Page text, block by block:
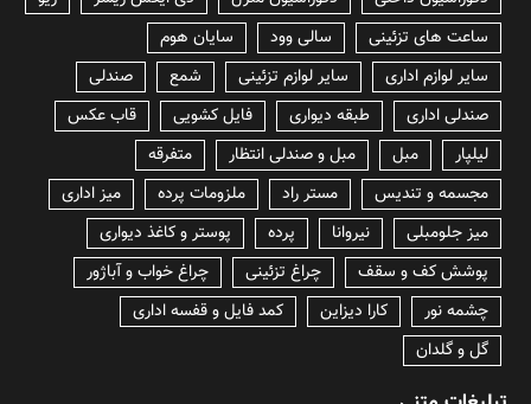
ساعت های تزئینی
سالی وود
سایان هوم
سایر لوازم اداری
سایر لوازم تزئینی شمع
صندلی
صندلی اداری
طبقه دیواری فایل کشویی
قاب عکس
لیلپار
مبل مبل و صندلی انتظار
متفرقه
مجسمه و تندیس
مستر راد ملزومات پرده
میز اداری
میز جلومبلی
نیروانا پرده
پوستر و کاغذ دیواری
پوشش کف و سقف
چراغ تزئینی
چراغ خواب و آباژور
چشمه نور
کارا دیزاین
کمد فایل و قفسه اداری
گل و گلدان